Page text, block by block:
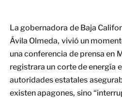
La gobernadora de Baja
Ávila Olmeda, vivió un
una conferencia de prensa en
registrara un corte de energía
autoridades estatales
existen apagones, sino